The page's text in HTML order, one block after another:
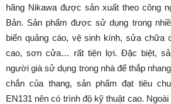
hãng Nikawa được sản xuất theo công
Bản. Sản phẩm được sử dụng trong
biển quảng cáo, vệ sinh kính, sửa chữa
cao, sơn cửa… rất tiện lợi. Đặc biệt,
người già sử dụng trong nhà để thắp
chắn của thang, sản phẩm đạt tiêu
EN131 nên có trình độ kỹ thuật cao.